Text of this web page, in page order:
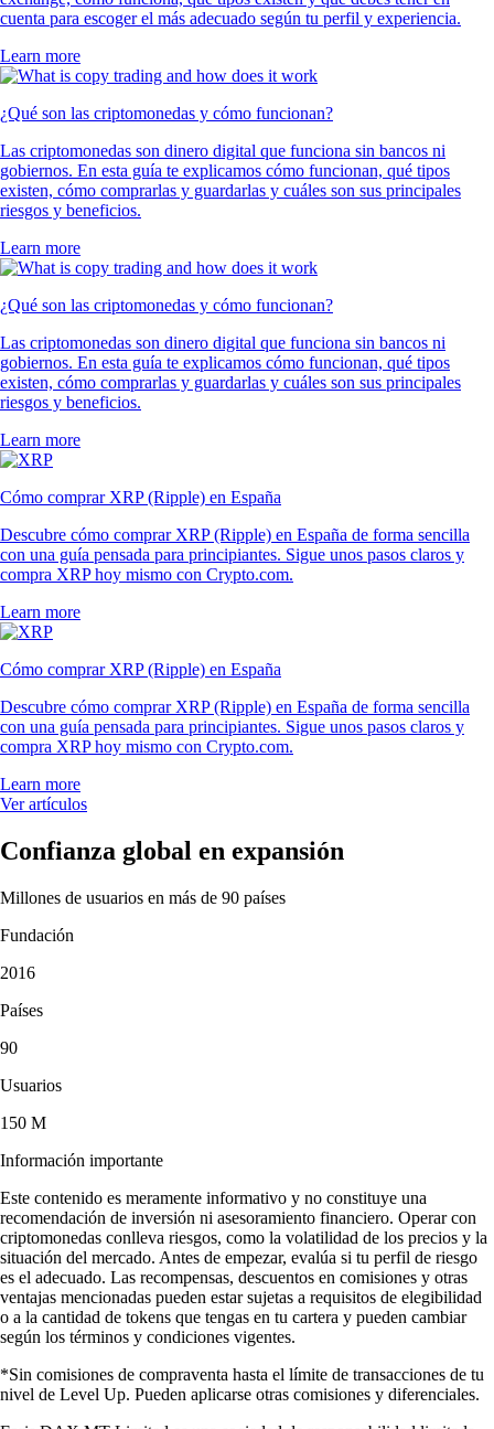
cuenta para escoger el más adecuado según tu perfil y experiencia.
Learn more
¿Qué son las criptomonedas y cómo funcionan?
Las criptomonedas son dinero digital que funciona sin bancos ni
gobiernos. En esta guía te explicamos cómo funcionan, qué tipos
existen, cómo comprarlas y guardarlas y cuáles son sus principales
riesgos y beneficios.
Learn more
¿Qué son las criptomonedas y cómo funcionan?
Las criptomonedas son dinero digital que funciona sin bancos ni
gobiernos. En esta guía te explicamos cómo funcionan, qué tipos
existen, cómo comprarlas y guardarlas y cuáles son sus principales
riesgos y beneficios.
Learn more
Cómo comprar XRP (Ripple) en España
Descubre cómo comprar XRP (Ripple) en España de forma sencilla
con una guía pensada para principiantes. Sigue unos pasos claros y
compra XRP hoy mismo con Crypto.com.
Learn more
Cómo comprar XRP (Ripple) en España
Descubre cómo comprar XRP (Ripple) en España de forma sencilla
con una guía pensada para principiantes. Sigue unos pasos claros y
compra XRP hoy mismo con Crypto.com.
Learn more
Ver artículos
Confianza global en expansión
Millones de usuarios en más de 90 países
Fundación
2016
Países
90
Usuarios
150 M
Información importante
Este contenido es meramente informativo y no constituye una
recomendación de inversión ni asesoramiento financiero. Operar con
criptomonedas conlleva riesgos, como la volatilidad de los precios y la
situación del mercado. Antes de empezar, evalúa si tu perfil de riesgo
es el adecuado. Las recompensas, descuentos en comisiones y otras
ventajas mencionadas pueden estar sujetas a requisitos de elegibilidad
o a la cantidad de tokens que tengas en tu cartera y pueden cambiar
según los términos y condiciones vigentes.
*Sin comisiones de compraventa hasta el límite de transacciones de tu
nivel de Level Up. Pueden aplicarse otras comisiones y diferenciales.